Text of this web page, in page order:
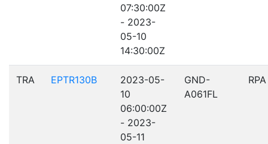
07:30:00Z
- 2023-
05-10
14:30:00Z
TRA EPTR130B
2023-05-
10
06:00:00Z
- 2023-
05-11
GND-
A061FL
RPA